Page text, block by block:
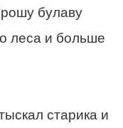
булаву
леса и больше
старика и